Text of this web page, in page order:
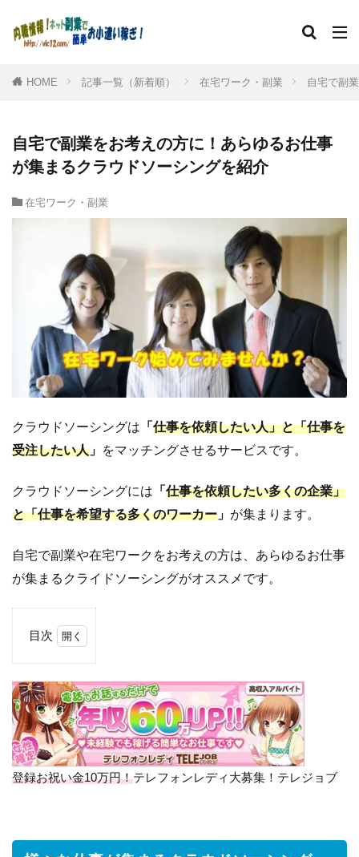
HOME 記事一覧（新着順） 在宅ワーク・副業 自宅で副
自宅で副業をお考えの方に！あらゆるお仕事
が集まるクラウドソーシングを紹介
在宅ワーク・副業
クラウドソーシングは 「 仕事を依頼したい人」と「仕事を
受注したい人 」 をマッチングさせるサービスです。
クラウドソーシングには 「 仕事を依頼したい多くの企業」
と「仕事を希望する多くのワーカー 」 が集まります。
自宅で副業や在宅ワークをお考えの方は、あらゆるお仕事
が集まるクライドソーシングがオススメです。
目次
な仕
事が
集ま
るク
ラウ
ドソ
1.1 在宅
登録お祝い金10万円！テレフォンレディ大募集！テレジョブ